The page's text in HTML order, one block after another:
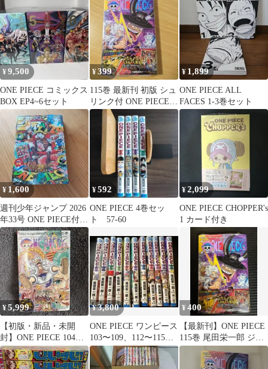
¥9,500
ONE PIECE コミックス
BOX EP4~6セット
¥399
115巻 最新刊 初版 シュ
リンク付 ONE PIECE
ワンピース
¥ 1,899
ONE PIECE ALL
FACES 1-3巻セット
¥ 1,600
週刊少年ジャンプ 2026
年33号 ONE PIECE付録
付
¥592
ONE PIECE 4巻セッ
ト 57-60
¥2,099
ONE PIECE CHOPPER's
1 カード付き
¥5,999
【初版・新品・未開
封】ONE PIECE 104巻
シュリンク付 帯付 チラ
シ付
¥3,800
ONE PIECE ワンピース
103〜109、112〜115巻
セット
¥400
【最新刊】ONE PIECE
115巻 尾田栄一郎 ジャ
ンプコミックス